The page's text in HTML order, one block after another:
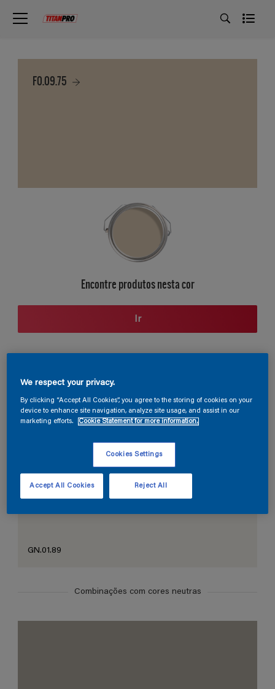
F0.09.75
Encontre produtos nesta cor
Ir
Seção de cores
GN.01.89
Combinações com cores neutras
We respect your privacy.
By clicking “Accept All Cookies”, you agree to the storing of cookies on your
device to enhance site navigation, analyze site usage, and assist in our
marketing efforts.
Cookie Statement for more information.
Cookies Settings
Reject All
Accept All Cookies